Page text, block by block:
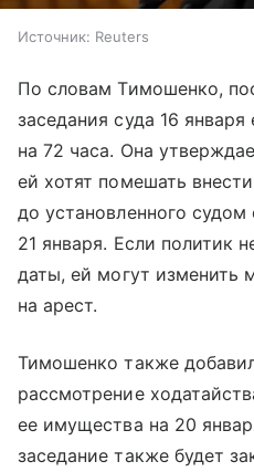
Источник: Reuters
По словам Тимошенко,
заседания суда 16
на 72 часа. Она
ей хотят помешать
до установленного
21 января. Если политик
даты, ей могут изменить
на арест.
Тимошенко также
рассмотрение
ее имущества на 20
заседание также будет